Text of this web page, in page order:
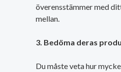
överensstämmer med
mellan.
3. Bedöma deras
Du måste veta hur